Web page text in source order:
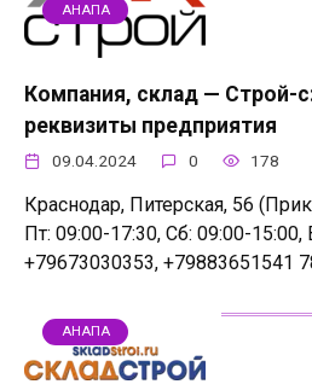
АНАПА
Компания, склад — Строй-
реквизиты предприятия
09.04.2024 0 178
Краснодар, Питерская, 56
Пт: 09:00-17:30, Сб: 09:00-
+79673030353, +79883651541
АНАПА